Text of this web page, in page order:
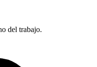
del trabajo.